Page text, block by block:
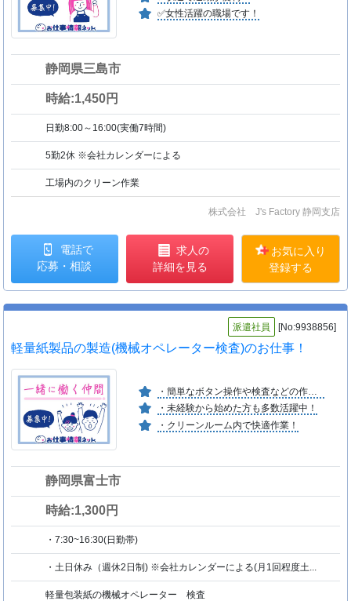
✅女性活躍の職場です！
静岡県三島市
時給:1,450円
日勤8:00～16:00(実働7時間)
5勤2休 ※会社カレンダーによる
工場内のクリーン作業
株式会社 J's Factory 静岡支店
電話で
応募・相談
求人の
詳細を見る
お気に入り
登録する
派遣社員 [No:9938856]
軽量紙製品の製造(機械オペレーター検査)のお仕事！
・簡単なボタン操作や検査などの作業！
・未経験から始めた方も多数活躍中！
・クリーンルーム内で快適作業！
静岡県富士市
時給:1,300円
・7:30~16:30(日勤帯)
・土日休み（週休2日制) ※会社カレンダーによる(月1回程度土...
軽量包装紙の機械オペレーター 検査